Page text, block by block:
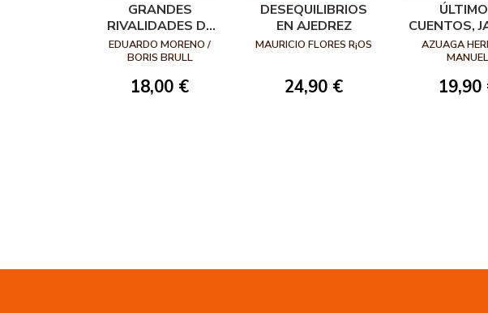
GRANDES
RIVALIDADES DE
LA HISTORIA DEL
AJEDREZ
EDUARDO MORENO /
BORIS BRULL
18,00 €
DESEQUILIBRIOS
EN AJEDREZ
MAURICIO FLORES R¡OS
24,90 €
CUENTOS,
Y
DENTRO Y
DEL
AZUAGA
MANUEL
19,90